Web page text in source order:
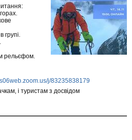
групі.
рельєфом.
j/83235838179
і туристам з досвідом